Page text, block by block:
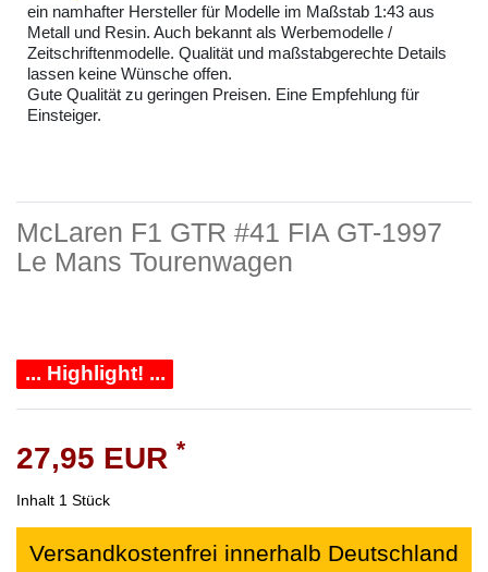
ein namhafter Hersteller für Modelle im Maßstab 1:43 aus
Metall und Resin. Auch bekannt als Werbemodelle /
Zeitschriftenmodelle. Qualität und maßstabgerechte Details
lassen keine Wünsche offen.
Gute Qualität zu geringen Preisen. Eine Empfehlung für
Einsteiger.
McLaren F1 GTR #41 FIA GT-1997
Le Mans Tourenwagen
... Highlight! ...
27,95 EUR *
Inhalt 1 Stück
Versandkostenfrei innerhalb Deutschland